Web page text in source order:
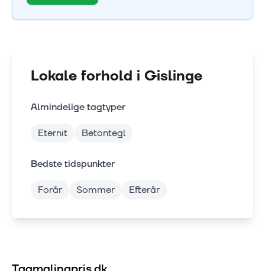
Lokale forhold i Gislinge
Almindelige tagtyper
Eternit
Betontegl
Bedste tidspunkter
Forår
Sommer Efterår